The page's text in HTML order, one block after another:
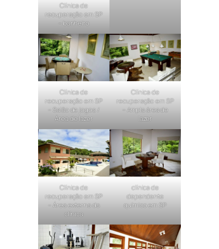
Clínica de
recuperação em SP
– banheiro
Clínica de
recuperação em SP
– Salão de jogos /
Área de lazer
Clínica de
recuperação em SP
– Ampla área de
lazer
Clínica de
recuperação em SP
– Área externa da
clínica
clínica de
dependente
químico em SP